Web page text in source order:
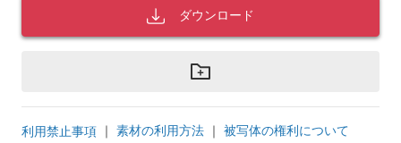
ダウンロード
利用禁止事項 ｜ 素材の利用方法 ｜ 被写体の権利について